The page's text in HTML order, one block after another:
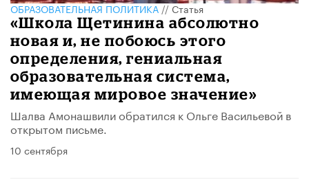
ОБРАЗОВАТЕЛЬНАЯ ПОЛИТИКА//Статья
«Школа Щетинина абсолютно
новая и, не побоюсь этого
определения, гениальная
образовательная система,
имеющая мировое значение»
Шалва Амонашвили обратился к Ольге Васильевой в
открытом письме.
10 сентября